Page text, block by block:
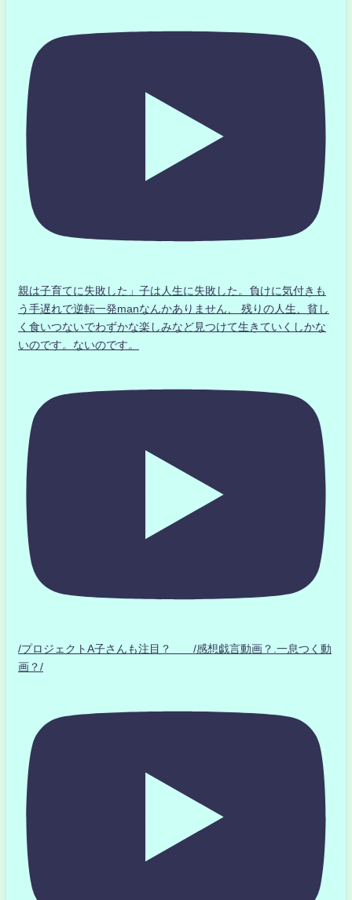
親は子育てに失敗した」子は人生に失敗した。負けに気付きも
う手遅れで逆転一発manなんかありません、 残りの人生、貧し
く食いつないでわずかな楽しみなど見つけて生きていくしかな
いのです。ないのです。
/プロジェクトA子さんも注目？ /感想戯言動画？.一息つく動
画？/